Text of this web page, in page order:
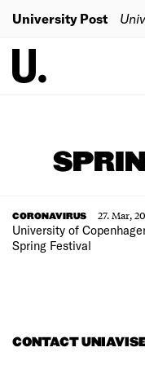
University Post
CORONAVIRUS
27. Mar,
University of
Spring Festival
CONTACT